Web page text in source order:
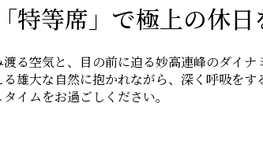
特等席」で極上の休日
る空気と、目の前に迫る妙高連峰のダイナ
雄大な自然に抱かれながら、深く呼吸を
イムをお過ごしください。